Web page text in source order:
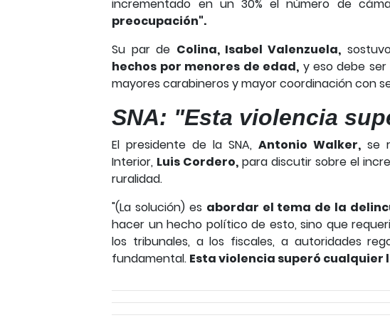
incrementado en un 30% el número de
preocupación".
Su par de Colina, Isabel Valenzuela,
hechos por menores de edad, y eso debe
mayores carabineros y mayor coordinación con
SNA: "Esta violencia
El presidente de la SNA,Antonio Walker, se
Interior, Luis Cordero, para discutir sobre el
ruralidad.
"(La solución) es abordar el tema de la
hacer un hecho político de esto, sino que
los tribunales, a los fiscales, a autoridades
fundamental. Esta violencia superó